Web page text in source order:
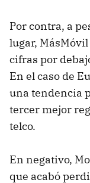
Por contra, a
lugar,
cifras por
En el caso de
una tendencia
tercer mejor
telco.
En negativo,
que acabó